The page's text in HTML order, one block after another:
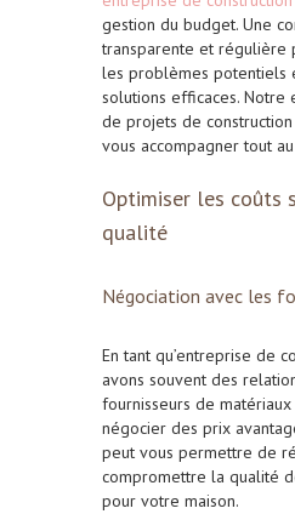
gestion du budget. Une
transparente et régulière
les problèmes potentiels
solutions efficaces. Notre
de projets de
vous accompagner tout
Optimiser les coûts
qualité
Négociation avec les
En tant qu’entreprise de
avons souvent des
fournisseurs de
négocier des prix
peut vous permettre de
compromettre la qualité
pour votre maison.